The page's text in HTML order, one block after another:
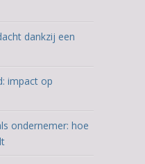
dankzij een
impact op
ondernemer: hoe